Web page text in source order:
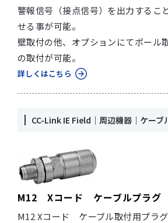
警報信号（接点信号）を出力するこ
せる事が可能。
壁取付の他、オプションにてポール
の取付が可能。
詳しくはこちら
CC-Link IE Field｜周辺機器｜ケーブ
M12 Xコード ケーブルプラグ
M12 Xコード ケーブル取付用プラグ